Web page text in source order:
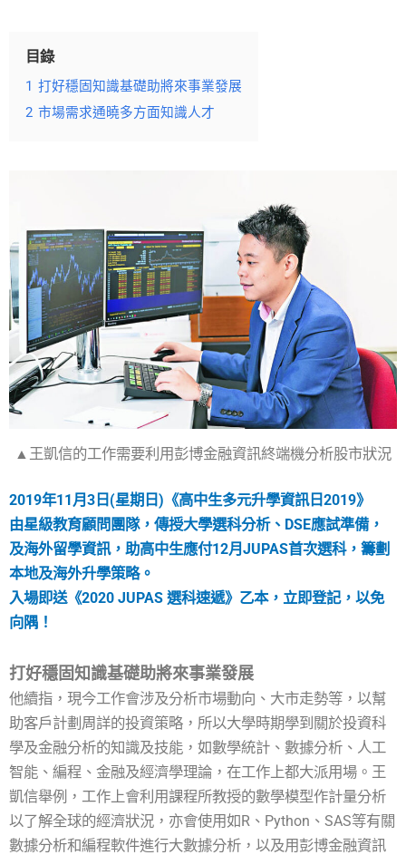
目錄
1 打好穩固知識基礎助將來事業發展
2 市場需求通曉多方面知識人才
▲王凱信的工作需要利用彭博金融資訊終端機分析股市狀況
2019年11月3日(星期日)《高中生多元升學資訊日2019》
由星級教育顧問團隊，傳授大學選科分析、DSE應試準備，
及海外留學資訊，助高中生應付12月JUPAS首次選科，籌劃
本地及海外升學策略。
入場即送《2020 JUPAS 選科速遞》乙本，立即登記，以免
向隅！
打好穩固知識基礎助將來事業發展
他續指，現今工作會涉及分析市場動向、大市走勢等，以幫
助客戶計劃周詳的投資策略，所以大學時期學到關於投資科
學及金融分析的知識及技能，如數學統計、數據分析、人工
智能、編程、金融及經濟學理論，在工作上都大派用場。王
凱信舉例，工作上會利用課程所教授的數學模型作計量分析
以了解全球的經濟狀況，亦會使用如R、Python、SAS等有關
數據分析和編程軟件進行大數據分析，以及用彭博金融資訊